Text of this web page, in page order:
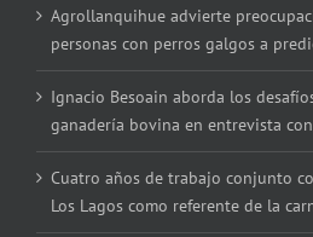
Agrollanquihue advierte
personas con perros galgos a
Ignacio Besoain aborda los
ganadería bovina en entrevista
Cuatro años de trabajo conjunto
Los Lagos como referente de la